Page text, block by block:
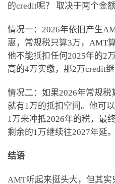
的credit呢？ 取决于两个金额
情况一：2026年依旧产生
惠，常规税只算3万，AMT
他不能抵扣任何2025年的2
高的4万实缴，那2万credit继
情况二：如果2026年常规
就有1万的抵扣空间。他可
1万来冲抵2026年的税，最
剩余的1万继续往2027年延。
结语
AMT听起来挺头大，但其